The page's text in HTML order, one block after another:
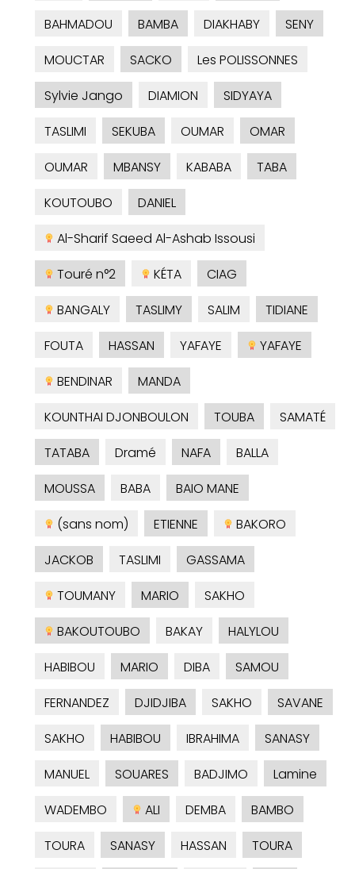
BAHMADOU
BAMBA DIAKHABY
SENY
MOUCTAR
SACKO
Les POLISSONNES
Sylvie Jango
DIAMION
SIDYAYA
TASLIMI
SEKUBA OUMAR
OMAR
OUMAR
MBANSY KABABA
TABA
KOUTOUBO
DANIEL
Al-Sharif Saeed Al-Ashab Issousi
Touré n°2
KÉTA
CIAG
BANGALY
TASLIMY SALIM
TIDIANE
FOUTA
HASSAN YAFAYE
YAFAYE
BENDINAR
MANDA
KOUNTHAI DJONBOULON
TOUBA
SAMATÉ
TATABA
Dramé NAFA
BALLA
MOUSSA
BABA
BAIO MANE
(sans nom)
ETIENNE
BAKORO
JACKOB
TASLIMI
GASSAMA
TOUMANY
MARIO
SAKHO
BAKOUTOUBO
BAKAY
HALYLOU
HABIBOU
MARIO DIBA
SAMOU
FERNANDEZ
DJIDJIBA SAKHO
SAVANE
SAKHO
HABIBOU IBRAHIMA
SANASY
MANUEL
SOUARES BADJIMO
Lamine
WADEMBO
ALI DEMBA
BAMBO
TOURA
SANASY HASSAN TOURA